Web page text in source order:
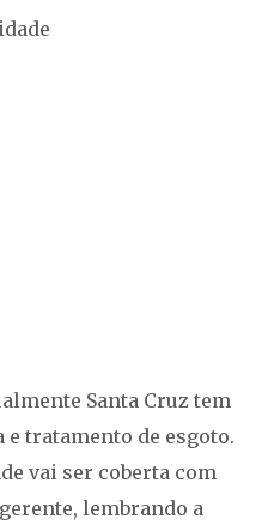
Santa Cruz tem
e tratamento de esgoto.
vai ser coberta com
lembrando a